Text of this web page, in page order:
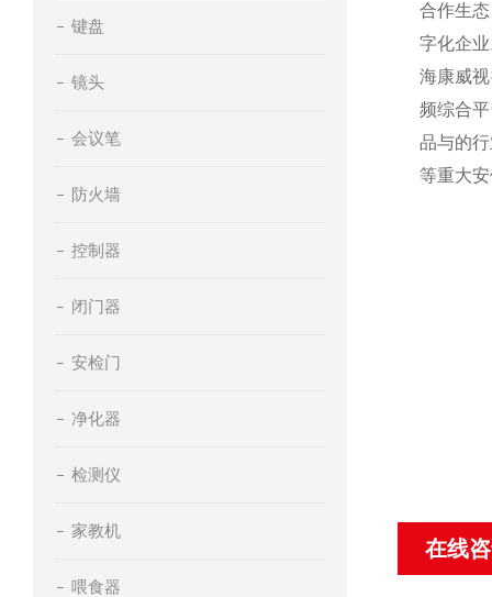
键盘
镜头
会议笔
防火墙
控制器
闭门器
安检门
净化器
检测仪
家教机
喂食器
合作生
字化企
海康威
频综合
品与的
等重大
在线